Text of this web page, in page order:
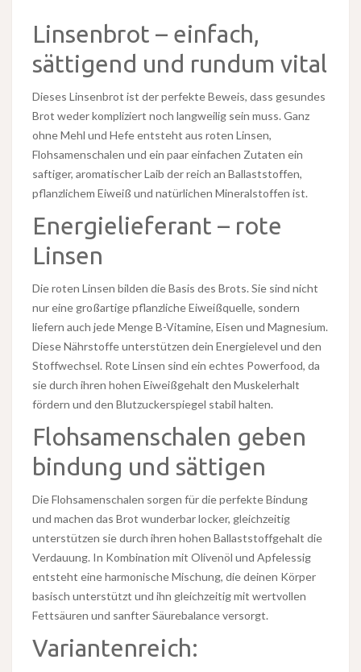
Linsenbrot – einfach,
sättigend und rundum vital
Dieses Linsenbrot ist der perfekte Beweis, dass gesundes
Brot weder kompliziert noch langweilig sein muss. Ganz
ohne Mehl und Hefe entsteht aus roten Linsen,
Flohsamenschalen und ein paar einfachen Zutaten ein
saftiger, aromatischer Laib der reich an Ballaststoffen,
pflanzlichem Eiweiß und natürlichen Mineralstoffen ist.
Energielieferant – rote
Linsen
Die roten Linsen bilden die Basis des Brots. Sie sind nicht
nur eine großartige pflanzliche Eiweißquelle, sondern
liefern auch jede Menge B-Vitamine, Eisen und Magnesium.
Diese Nährstoffe unterstützen dein Energielevel und den
Stoffwechsel. Rote Linsen sind ein echtes Powerfood, da
sie durch ihren hohen Eiweißgehalt den Muskelerhalt
fördern und den Blutzuckerspiegel stabil halten.
Flohsamenschalen geben
bindung und sättigen
Die Flohsamenschalen sorgen für die perfekte Bindung
und machen das Brot wunderbar locker, gleichzeitig
unterstützen sie durch ihren hohen Ballaststoffgehalt die
Verdauung. In Kombination mit Olivenöl und Apfelessig
entsteht eine harmonische Mischung, die deinen Körper
basisch unterstützt und ihn gleichzeitig mit wertvollen
Fettsäuren und sanfter Säurebalance versorgt.
Variantenreich: